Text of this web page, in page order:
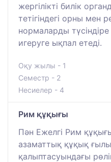
жергілікті билік
тетігіндегі орны мен
нормаларды
игеруге ықпал етеді.
Оқу жылы - 1
Семестр - 2
Несиелер - 4
Рим құқығы
Пән Ежелгі Рим
азаматтық құқық
қалыптасуындағы